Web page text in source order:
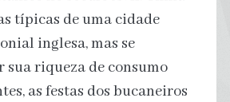
típicas de uma cidade
inglesa, mas se
sua riqueza de consumo
as festas dos bucaneiros